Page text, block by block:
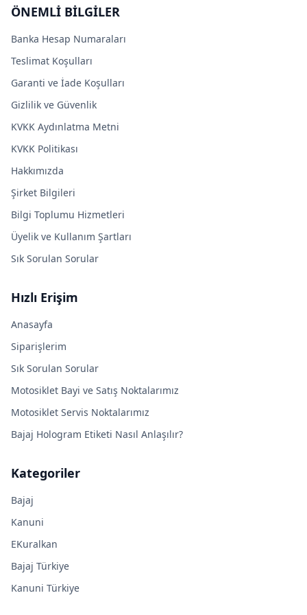
ÖNEMLİ BİLGİLER
Banka Hesap Numaraları
Teslimat Koşulları
Garanti ve İade Koşulları
Gizlilik ve Güvenlik
KVKK Aydınlatma Metni
KVKK Politikası
Hakkımızda
Şirket Bilgileri
Bilgi Toplumu Hizmetleri
Üyelik ve Kullanım Şartları
Sık Sorulan Sorular
Hızlı Erişim
Anasayfa
Siparişlerim
Sık Sorulan Sorular
Motosiklet Bayi ve Satış Noktalarımız
Motosiklet Servis Noktalarımız
Bajaj Hologram Etiketi Nasıl Anlaşılır?
Kategoriler
Bajaj
Kanuni
EKuralkan
Bajaj Türkiye
Kanuni Türkiye